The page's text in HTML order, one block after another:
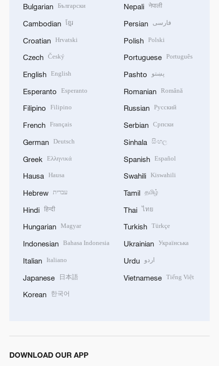
Bulgarian Български
Cambodian ខ្មែរ
Croatian Hrvatski
Czech Český
English English
Esperanto Esperanto
Filipino Filipino
French Français
German Deutsch
Greek Ελληνικά
Hausa Hausa
Hebrew עברית
Hindi हिन्दी
Hungarian Magyar
Indonesian Bahasa Indonesia
Italian Italiano
Japanese 日本語
Korean 한국어
Nepali नेपाली
Persian فارسی
Polish Polski
Portuguese Português
Pashto پښتو
Romanian Română
Russian Русский
Serbian Српски
Sinhala සිංහල
Spanish Español
Swahili Kiswahili
Tamil தமிழ்
Thai ไทย
Turkish Türkçe
Ukrainian Українська
Urdu اردو
Vietnamese Tiếng Việt
DOWNLOAD OUR APP